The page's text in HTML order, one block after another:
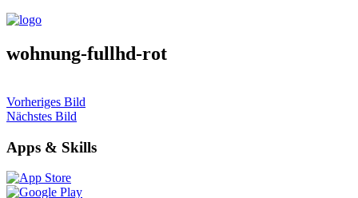
wohnung-fullhd-rot
Vorheriges Bild
Nächstes Bild
Apps & Skills